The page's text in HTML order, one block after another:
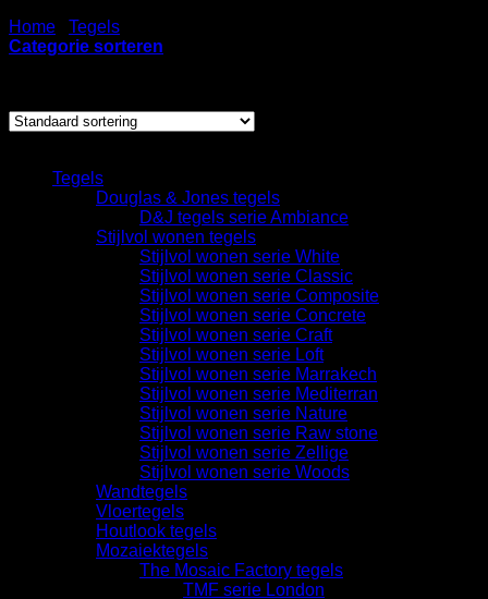
Home
Tegels
Categorie sorteren
Tegels
Douglas & Jones tegels
D&J tegels serie Ambiance
Stijlvol wonen tegels
Stijlvol wonen serie White
Stijlvol wonen serie Classic
Stijlvol wonen serie Composite
Stijlvol wonen serie Concrete
Stijlvol wonen serie Craft
Stijlvol wonen serie Loft
Stijlvol wonen serie Marrakech
Stijlvol wonen serie Mediterran
Stijlvol wonen serie Nature
Stijlvol wonen serie Raw stone
Stijlvol wonen serie Zellige
Stijlvol wonen serie Woods
Wandtegels
Vloertegels
Houtlook tegels
Mozaiektegels
The Mosaic Factory tegels
TMF serie London